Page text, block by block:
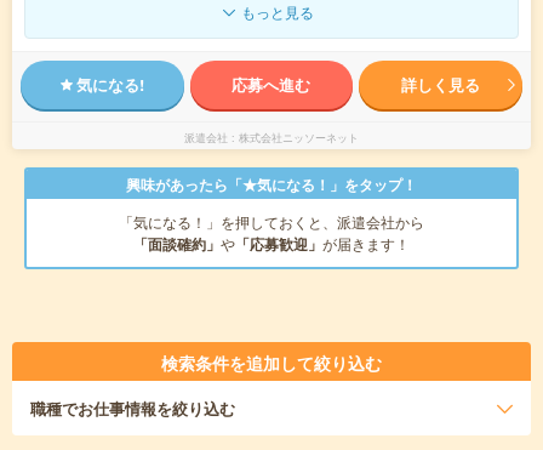
もっと見る
気になる! 応募へ進む 詳しく見る
派遣会社 株式会社ニッソーネット
興味があったら「★気になる！」をタップ！
「気になる！」を押しておくと、派遣会社から
「面談確約」 や 「応募歓迎」 が届きます！
検索条件を追加して絞り込む
職種でお仕事情報を絞り込む